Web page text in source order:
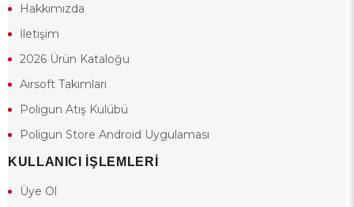
Hakkımızda
İletişim
2026 Ürün Kataloğu
Airsoft Takımları
Poligun Atış Kulübü
Poligun Store Android Uygulaması
KULLANICI İŞLEMLERİ
Üye Ol